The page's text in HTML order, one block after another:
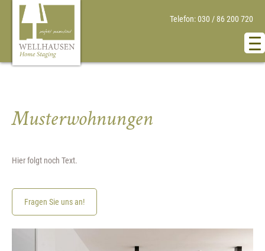
Telefon: 030 / 86 200 720
Musterwohnungen
Hier folgt noch Text.
Fragen Sie uns an!